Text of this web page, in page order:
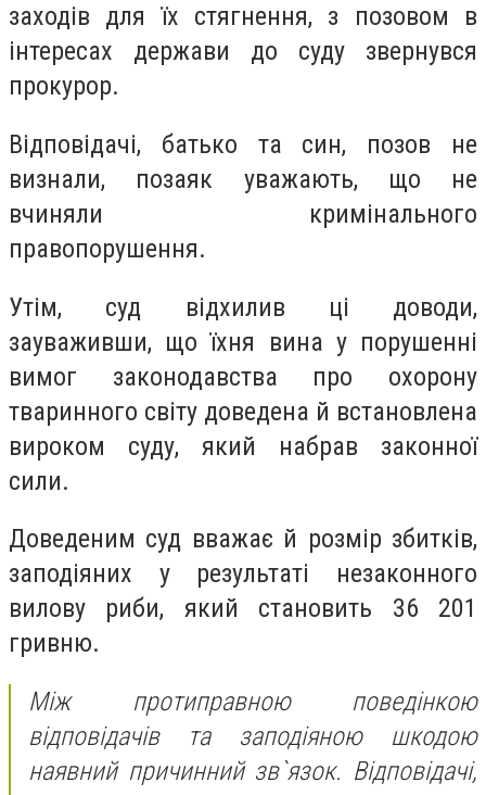
заходів для їх стягнення, з позовом в
інтересах держави до суду звернувся
прокурор.
Відповідачі, батько та син, позов не
визнали, позаяк уважають, що не
вчиняли кримінального
правопорушення.
Утім, суд відхилив ці доводи,
зауваживши, що їхня вина у порушенні
вимог законодавства про охорону
тваринного світу доведена й встановлена
вироком суду, який набрав законної
сили.
Доведеним суд вважає й розмір збитків,
заподіяних у результаті незаконного
вилову риби, який становить 36 201
гривню.
Між протиправною поведінкою
відповідачів та заподіяною шкодою
наявний причинний зв`язок. Відповідачі,